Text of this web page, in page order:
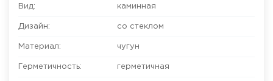
Вид: каминная
Дизайн: со стеклом
Материал: чугун
Герметичность: герметичная